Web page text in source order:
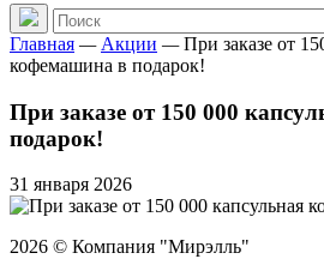
Главная — Акции —При заказе от
кофемашина в подарок!
При заказе от 150 000
подарок!
31 января 2026
2026 © Компания "Мирэлль"